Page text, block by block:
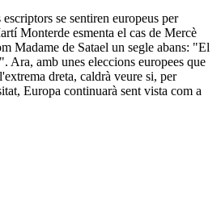
se sentiren europeus per
Monterde esmenta el cas de Mercè
Madame de Satael un segle abans: "El
Ara, amb unes eleccions europees que
dreta, caldrà veure si, per
Europa continuarà sent vista com a